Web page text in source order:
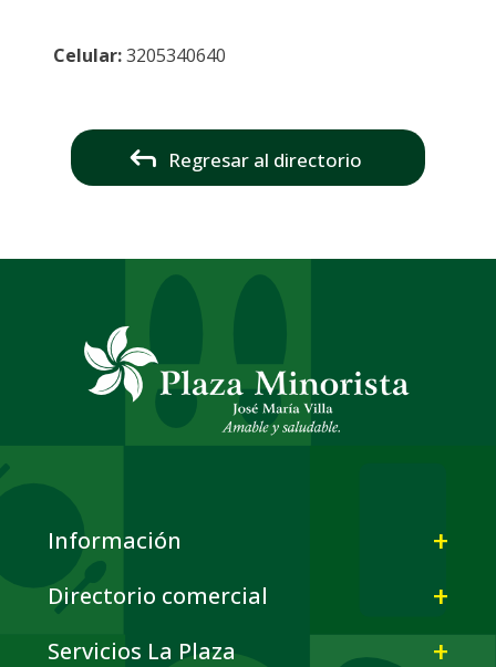
Celular:3205340640
Regresar al directorio
Información
Directorio comercial
Servicios La Plaza